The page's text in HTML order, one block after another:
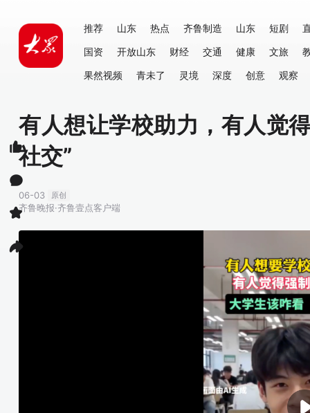
推荐 山东 热点 齐鲁制造 山东 短剧
国资
开放山东 财经 交通 健康 文旅
果然视频
青未了 灵境 深度 创意 观察
有人想让学校助力，有人觉
社交”
06-03 原创
齐鲁晚报·齐鲁壹点客户端